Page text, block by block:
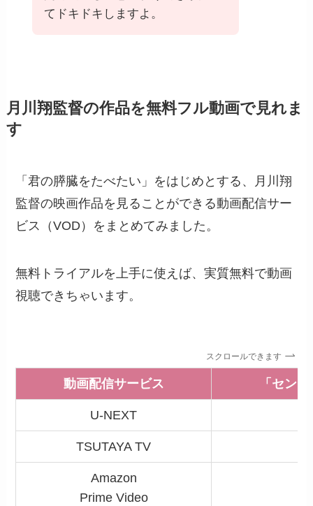
てドキドキしますよ。
月川翔監督の作品を無料フル動画で見れま
す
「君の膵臓をたべたい」をはじめとする、月川翔
監督の映画作品を見ることができる動画配信サー
ビス（VOD）をまとめてみました。
無料トライアルを上手に使えば、実質無料で動画
視聴できちゃいます。
スクロールできます
動画配信サービス 「セン
U-NEXT
TSUTAYA TV
Amazon
Prime Video